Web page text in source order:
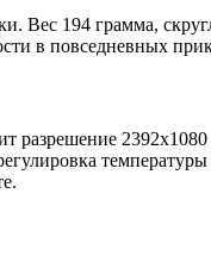
Вес 194 грамма,
в повседневных
2392x1080